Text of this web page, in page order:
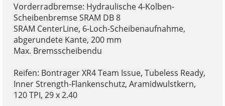
Vorderradbremse: Hydraulische 4-Kolben-
Scheibenbremse SRAM DB 8
SRAM CenterLine, 6-Loch-Scheibenaufnahme,
abgerundete Kante, 200 mm
Max. Bremsscheibendu
Reifen: Bontrager XR4 Team Issue, Tubeless Ready,
Inner Strength-Flankenschutz, Aramidwulstkern,
120 TPI, 29 x 2.40